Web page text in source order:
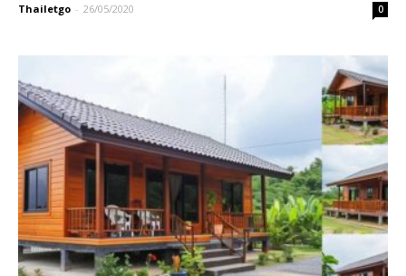
Thailetgo - 26/05/2020 0